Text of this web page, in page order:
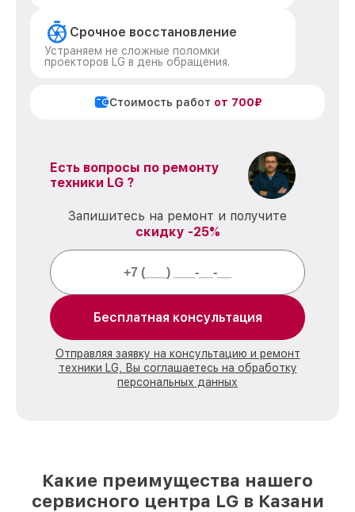
Срочное восстановление
Устраняем не сложные поломки
проекторов LG в день обращения.
Стоимость работ от 700₽
Есть вопросы по ремонту
техники LG ?
Запишитесь на ремонт и получите
скидку -25%
Бесплатная консультация
Отправляя заявку на консультацию и ремонт
техники LG, Вы соглашаетесь на обработку
персональных данных
Какие преимущества нашего
сервисного центра LG в Казани